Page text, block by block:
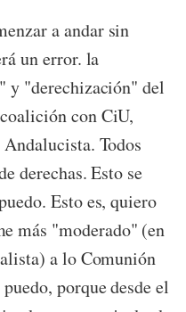
a andar sin
un error. la
y "derechización" del
con CiU,
Todos
derechas. Esto se
Esto es, quiero
más "moderado" (en
a lo Comunión
porque desde el